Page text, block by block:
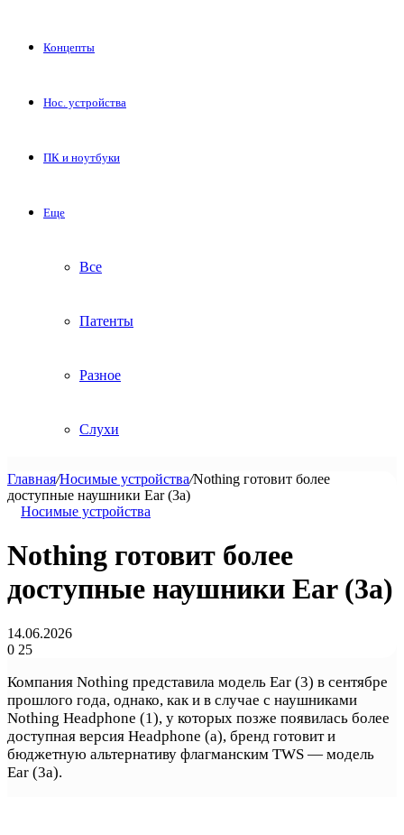
Концепты
Нос. устройства
ПК и ноутбуки
Еще
Все
Патенты
Разное
Слухи
Главная/Носимые устройства/Nothing готовит более
доступные наушники Ear (3a)
Носимые устройства
Nothing готовит более
доступные наушники Ear (3a)
14.06.2026
0 25
Компания Nothing представила модель Ear (3) в сентябре
прошлого года, однако, как и в случае с наушниками
Nothing Headphone (1), у которых позже появилась более
доступная версия Headphone (a), бренд готовит и
бюджетную альтернативу флагманским TWS — модель
Ear (3a).